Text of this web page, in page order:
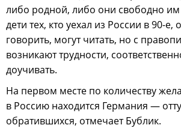
либо родной, либо они свободно
дети тех, кто уехал из России в 90-е,
говорить, могут читать, но с
возникают трудности,
доучивать.
На первом месте по количеству
в Россию находится Германия —
обратившихся, отмечает Бублик.